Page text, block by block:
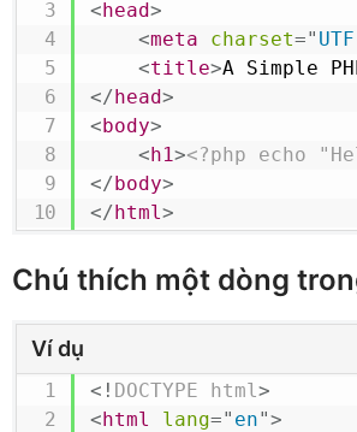
<head>
<meta charset="
<title>A Simple
</head>
<body>
<h1><?php echo
</body>
</html>
Chú thích một dòng
Ví dụ
<! DOCTYPE html>
<html lang=" en">